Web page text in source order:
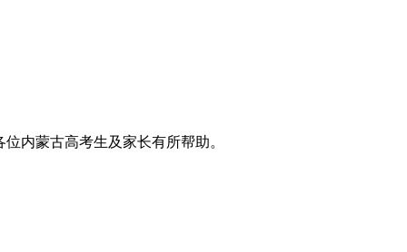
内蒙古高考生及家长有所帮助。